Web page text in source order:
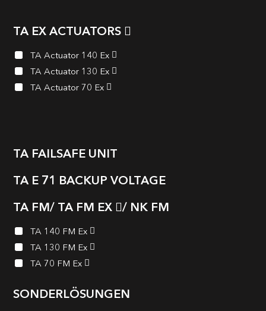
TA EX ACTUATORS
TA Actuator 140 Ex
TA Actuator 130 Ex
TA Actuator 70 Ex
TA FAILSAFE UNIT
TA E 71 BACKUP VOLTAGE
TA FM/ TA FM EX
/ NK FM
TA 140 FM Ex
TA 130 FM Ex
TA 70 FM Ex
SONDERLÖSUNGEN